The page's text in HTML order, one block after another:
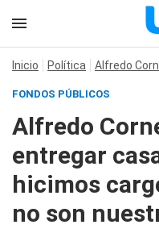
Inicio Política Alfredo
FONDOS PÚBLICOS
Alfredo
entregar
hicimos
no son